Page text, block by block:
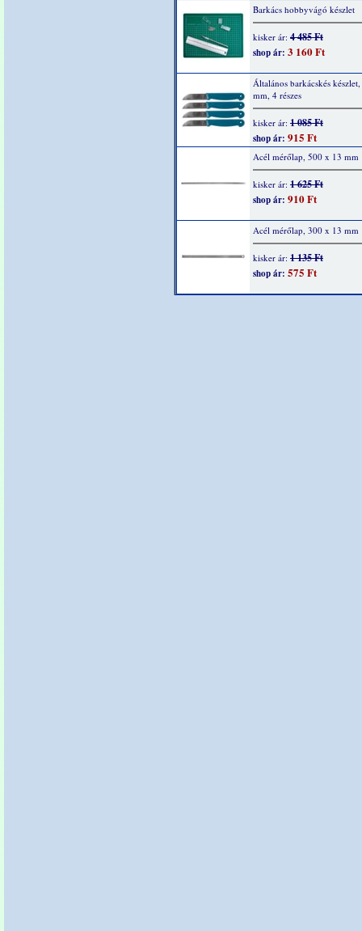
Barkács hobbyvágó készlet
kisker ár: 4 485 Ft
shop ár: 3 160 Ft
Általános barkácskés
mm, 4 részes
kisker ár: 1 085 Ft
shop ár: 915 Ft
Acél mérőlap, 500 x 13 mm
kisker ár: 1 625 Ft
shop ár: 910 Ft
Acél mérőlap, 300 x 13 mm
kisker ár: 1 135 Ft
shop ár: 575 Ft